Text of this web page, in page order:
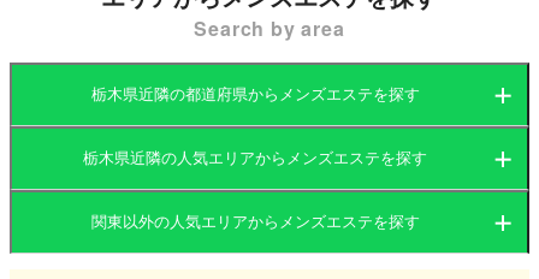
く展開されています。特に宇都宮市や小山市、栃木
市といったエリアを中心に店舗が集まっており、マ
ンション型や店舗型、出張型などさまざまなスタイ
ルのメンズエステが存在します。
栃木県内のメンズエステは、静かな環境やリラック
スできる空間を重視した店舗が多く、観光や仕事で
疲れた体を癒やすための利用者が多いのが特徴で
Search by area
栃木県近隣の都道府県からメンズエステを探す
茨城県 群馬県
栃木県 東京都
栃木県近隣の人気エリアからメンズエステを探す
関東以外の人気エリアからメンズエステを探す